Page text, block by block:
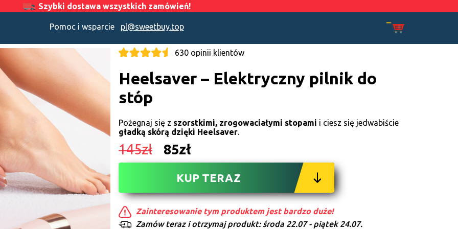
Szybki dostawa wszystkich zamówień!
Pomoc i wsparcie pl@sweetbuy.top
630 opinii klientów
Heelsaver – Elektryczny pilnik do
stóp
Pożegnaj się z szorstkimi, zrogowaciałymi stopami i ciesz się jedwabiście
gładką skórą dzięki Heelsaver.
145zł 85zł
KUP TERAZ
Zainteresowanie tym produktem jest bardzo duże!
Zamów teraz i otrzymaj produkt: środa 22.07 - piątek 24.07.